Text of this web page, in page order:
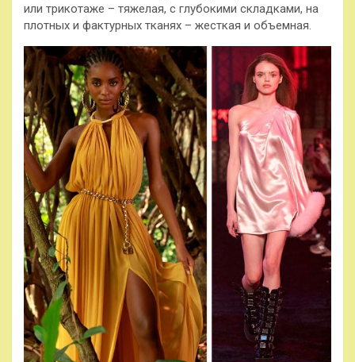
или трикотаже – тяжелая, с глубокими складками, на
плотных и фактурных тканях – жесткая и объемная.